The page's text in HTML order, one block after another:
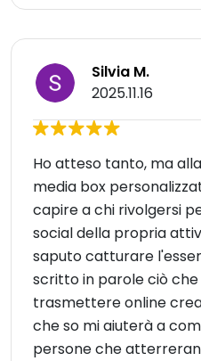
Silvia M.
2025.11.16
Ho atteso tanto, ma
media box
capire a chi rivolgersi
social della propria
saputo catturare
scritto in parole ciò
trasmettere online
che so mi aiuterà a
persone che